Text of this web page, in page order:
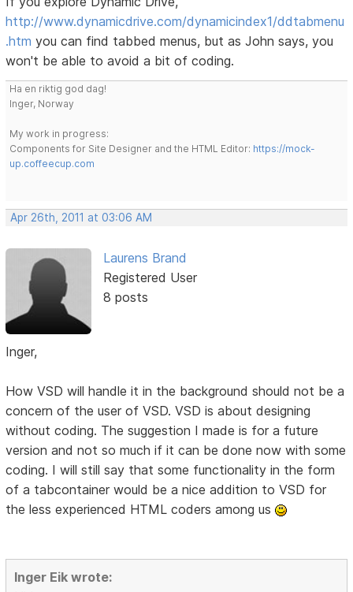
http://www.dynamicdrive.com/dynamicindex1/ddtabmenu
.htm you can find tabbed menus, but as John says, you
won't be able to avoid a bit of coding.
Ha en riktig god dag!
Inger, Norway
My work in progress:
Components for Site Designer and the HTML Editor: https://mock-
up.coffeecup.com
Apr 26th, 2011 at 03:06 AM
Laurens Brand
Registered User
8 posts
Inger,
How VSD will handle it in the background should not be a
concern of the user of VSD. VSD is about designing
without coding. The suggestion I made is for a future
version and not so much if it can be done now with some
coding. I will still say that some functionality in the form
of a tabcontainer would be a nice addition to VSD for
the less experienced HTML coders among us
Inger Eik wrote: